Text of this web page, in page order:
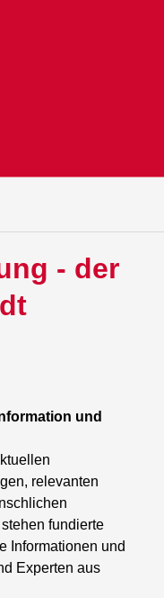
- der
und
relevanten
fundierte
Informationen und
Experten aus